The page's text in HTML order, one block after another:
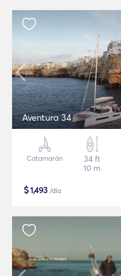
Aventura 34
Catamarán
34 ft
10 m
$1,493 /día